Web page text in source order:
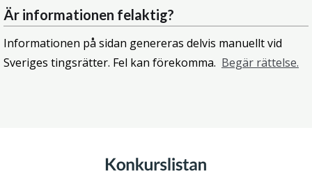
Är informationen felaktig?
Informationen på sidan genereras delvis manuellt vid
Sveriges tingsrätter. Fel kan förekomma. Begär rättelse.